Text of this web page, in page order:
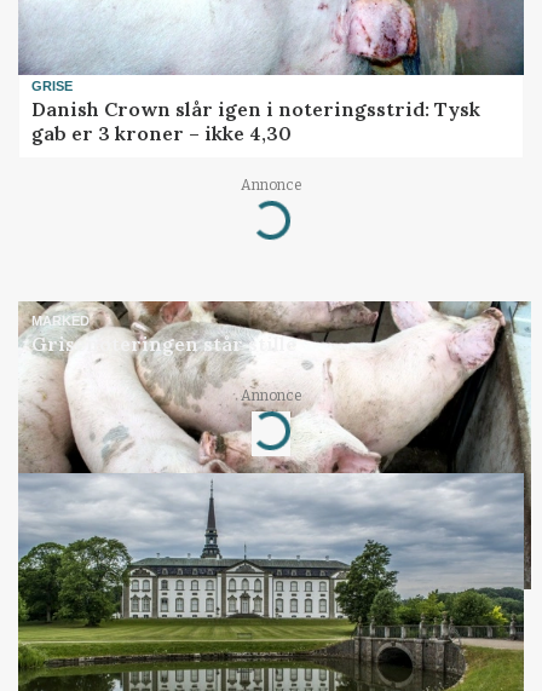
GRISE
Danish Crown slår igen i noteringsstrid: Tysk
gab er 3 kroner – ikke 4,30
Annonce
Loading...
MARKED
Grisenoteringen står stille
Annonce
Loading...